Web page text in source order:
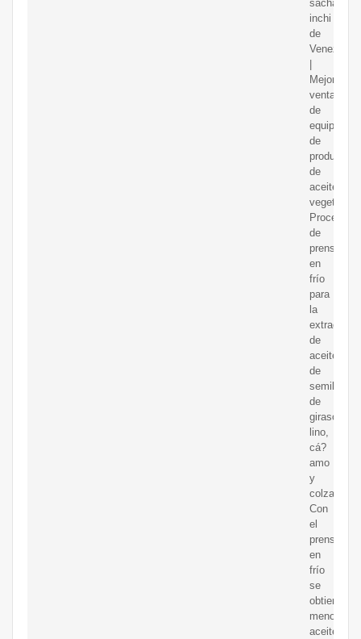
sacha
inchi
de
Venezuela
Mejor
venta
de
equipos
de
producción
de
aceite
vegetal.
Proceso
de
prensado
en
frío
para
la
extracción
de
aceite
de
semillas
de
girasol,
lino,
cá?
amo
y
colza
Con
el
prensado
en
frío
se
obtiene
menos
aceite